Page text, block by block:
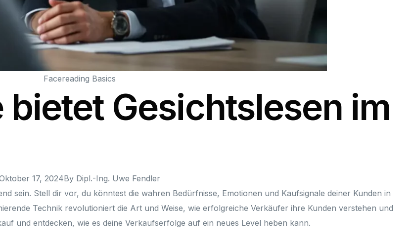
Facereading Basics
Gesichtslesen im
17, 2024By Dipl.-Ing. Uwe Fendler
sein. Stell dir vor, du könntest die wahren Bedürfnisse, Emotionen und Kaufsignale deiner Kunden in
Technik revolutioniert die Art und Weise, wie erfolgreiche Verkäufer ihre Kunden verstehen und
und entdecken, wie es deine Verkaufserfolge auf ein neues Level heben kann.